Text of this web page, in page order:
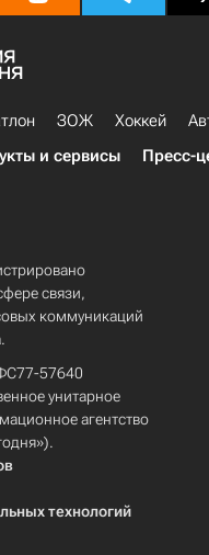
ЗОЖ Хоккей
и сервисы Пресс-
связи,
коммуникаций
57640
унитарное
агентство
технологий